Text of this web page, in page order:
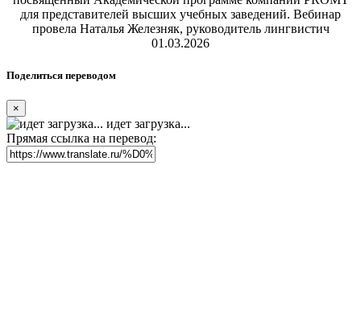
для представителей высших учебных заведений. Вебинар
провела Наталья Железняк, руководитель лингвистич
01.03.2026
Поделиться переводом
×
идет загрузка...
Прямая ссылка на перевод: